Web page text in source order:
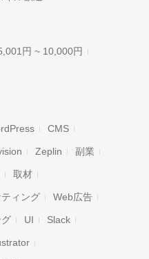
円 ~ 10,000円
CMS
Zeplin 副業
取材
ィング Web広告
UI Slack